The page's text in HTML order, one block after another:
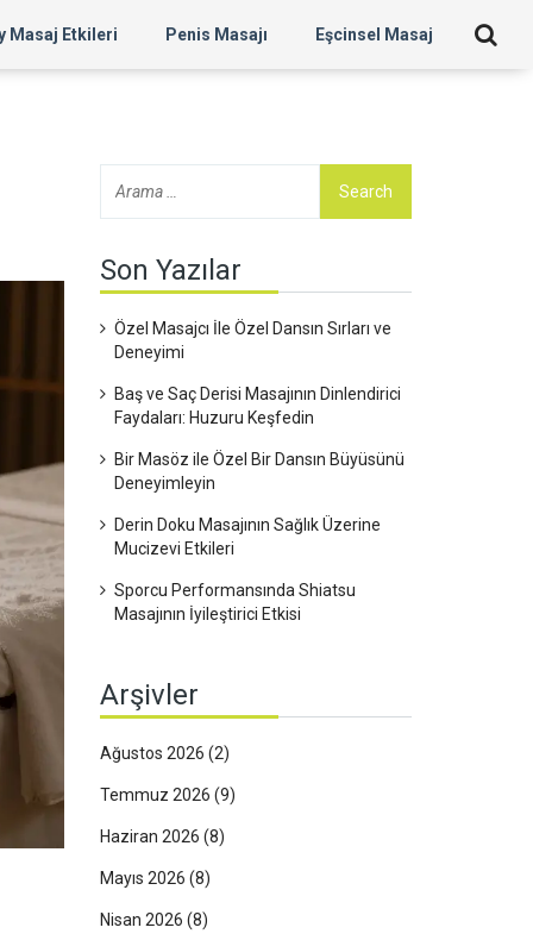
Masaj Etkileri Penis Masajı Eşcinsel Masaj
Son Yazılar
Özel Masajcı İle Özel Dansın Sırları ve
Deneyimi
Baş ve Saç Derisi Masajının Dinlendirici
Faydaları: Huzuru Keşfedin
Bir Masöz ile Özel Bir Dansın Büyüsünü
Deneyimleyin
Derin Doku Masajının Sağlık Üzerine
Mucizevi Etkileri
Sporcu Performansında Shiatsu
Masajının İyileştirici Etkisi
Arşivler
Ağustos 2026 (2)
Temmuz 2026 (9)
Haziran 2026 (8)
Mayıs 2026 (8)
Nisan 2026 (8)